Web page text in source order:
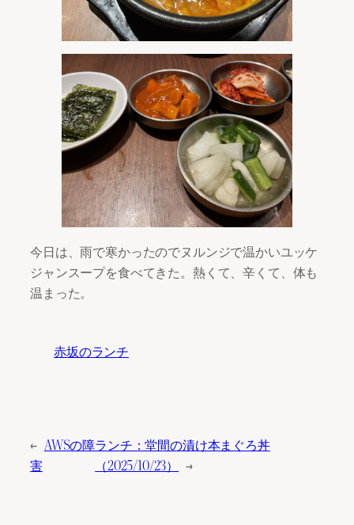
今日は、雨で寒かったのでヌルンジで温かいユッケ
ジャンスープを食べてきた。熱くて、辛くて、体も
温まった。
赤坂のランチ
← AWSの障
害
ランチ：堂間の漬け本まぐろ丼
（2025/10/23）
→